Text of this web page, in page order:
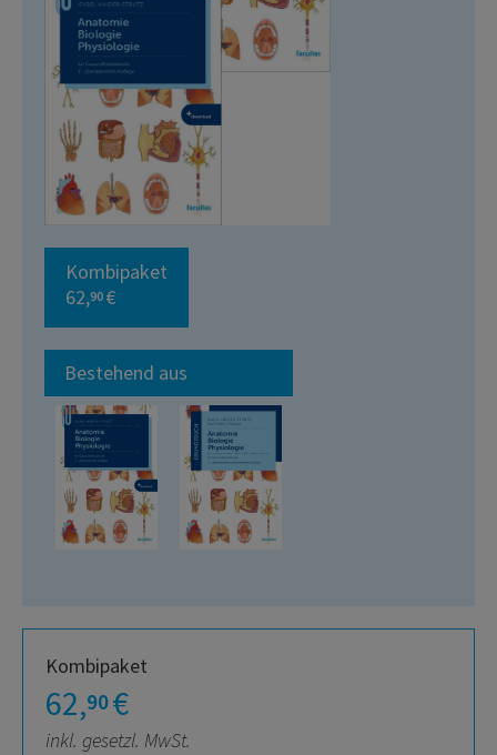
Kombipaket
62,90 €
Bestehend aus
Kombipaket
62,90€
inkl. gesetzl. MwSt.